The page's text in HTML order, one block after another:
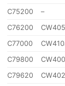
C75200
–
C76200
C77000
C79800
C79620